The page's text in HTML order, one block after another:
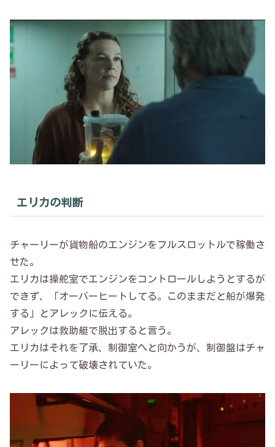
エリカの判断
チャーリーが貨物船のエンジンをフルスロットルで稼働さ
せた。
エリカは操舵室でエンジンをコントロールしようとするが
できず、「オーバーヒートしてる。このままだと船が爆発
する」とアレックに伝える。
アレックは救助艇で脱出すると言う。
エリカはそれを了承、制御室へと向かうが、制御盤はチャ
ーリーによって破壊されていた。